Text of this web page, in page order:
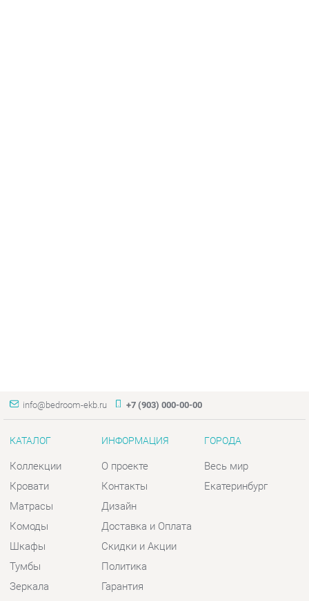
КАТАЛОГ
Матрасы
Комоды
Шкафы
Тумбы
Зеркала
Столы
Мягкая мебель
ИНФОРМАЦИЯ
Дизайн
Доставка и Оплата
Скидки и Акции
Политика
Гарантия
Помощь
ГОРОДА